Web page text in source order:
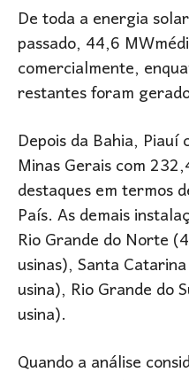
De toda a energia
passado, 44,6
comercialmente,
restantes foram
Depois da Bahia,
Minas Gerais com
destaques em termos
País. As demais
Rio Grande do Norte
usinas), Santa
usina), Rio Grande do
usina).
Quando a análise